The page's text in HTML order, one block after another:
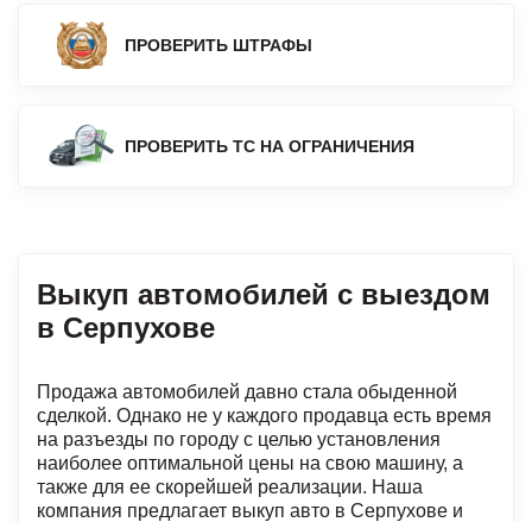
Выкуп автомобилей с выездом
в Серпухове
Продажа автомобилей давно стала обыденной
сделкой. Однако не у каждого продавца есть время
на разъезды по городу с целью установления
наиболее оптимальной цены на свою машину, а
также для ее скорейшей реализации. Наша
компания предлагает выкуп авто в Серпухове и
ПРОВЕРИТЬ ШТРАФЫ
ПРОВЕРИТЬ ТС НА ОГРАНИЧЕНИЯ